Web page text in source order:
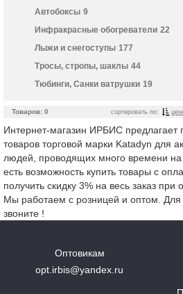
Автобоксы 9
Инфракрасные обогреватели 22
Лыжи и снегоступы 177
Тросы, стропы, шаклы 44
Тюбинги, Санки ватрушки 19
Товаров: 0 сортировать по:
Интернет-магазин ИРБИС предлагает
товаров торговой марки Katadyn для
людей, проводящих много времени на
есть возможность купить товары с
получить скидку 3% на весь заказ при
Мы работаем с розницей и оптом. Для
звоните !
Оптовикам
opt.irbis@yandex.ru